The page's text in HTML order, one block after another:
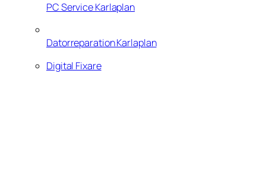
PC Service Karlaplan
Datorreparation Karlaplan
Digital Fixare